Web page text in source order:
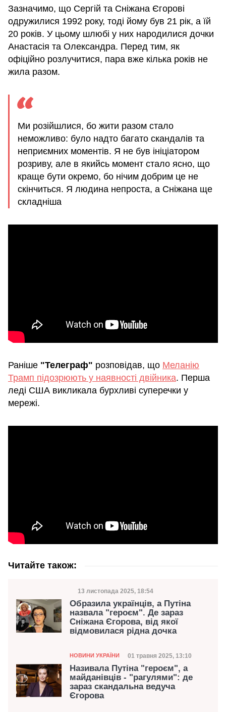
Зазначимо, що Сергій та Сніжана Єгорові
одружилися 1992 року, тоді йому був 21 рік, а їй
20 років. У цьому шлюбі у них народилися дочки
Анастасія та Олександра. Перед тим, як
офіційно розлучитися, пара вже кілька років не
жила разом.
Ми розійшлися, бо жити разом стало
неможливо: було надто багато скандалів та
неприємних моментів. Я не був ініціатором
розриву, але в якийсь момент стало ясно, що
краще бути окремо, бо нічим добрим це не
скінчиться. Я людина непроста, а Сніжана ще
складніша
Раніше "Телеграф" розповідав, що Меланію
Трамп підозрюють у наявності двійника. Перша
леді США викликала бурхливі суперечки у
мережі.
Читайте також:
Категорія
Дата публікації
13 листопада 2025, 18:54
Образила українців, а Путіна
назвала "героєм". Де зараз
Сніжана Єгорова, від якої
відмовилася рідна дочка
Категорія
НОВИНИ УКРАЇНИ Дата публікації
01 травня 2025, 13:10
Називала Путіна "героєм", а
майданівців - "рагулями": де
зараз скандальна ведуча
Єгорова